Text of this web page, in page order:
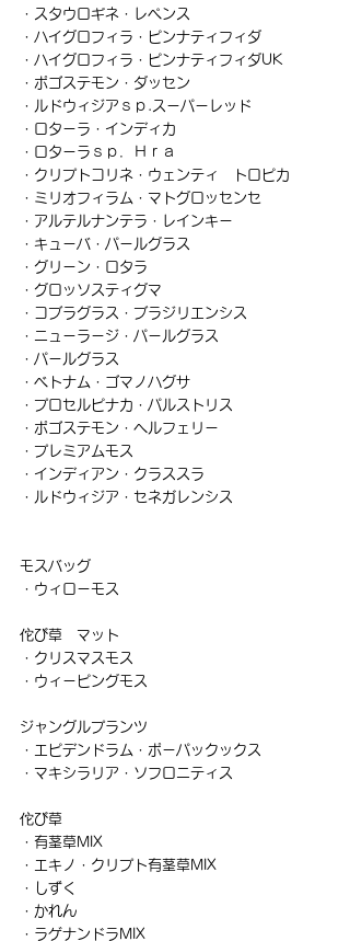
・スタウロギネ・レペンス
・ハイグロフィラ・ピンナティフィダ
・ハイグロフィラ・ピンナティフィダUK
・ポゴステモン・ダッセン
・ルドウィジアｓｐ.スーパーレッド
・ロターラ・インディカ
・ロターラｓｐ．Ｈｒａ
・クリプトコリネ・ウェンティ　トロピカ
・ミリオフィラム・マトグロッセンセ
・アルテルナンテラ・レインキー
・キューバ・パールグラス
・グリーン・ロタラ
・グロッソスティグマ
・コブラグラス・ブラジリエンシス
・ニューラージ・パールグラス
・パールグラス
・ベトナム・ゴマノハグサ
・プロセルピナカ・パルストリス
・ポゴステモン・ヘルフェリー
・プレミアムモス
・インディアン・クラススラ
・ルドウィジア・セネガレンシス
モスバッグ
・ウィローモス
佗び草　マット
・クリスマスモス
・ウィーピングモス
ジャングルプランツ
・エピデンドラム・ポーパックックス
・マキシラリア・ソフロニティス
佗び草
・有茎草MIX
・エキノ・クリプト有茎草MIX
・しずく
・かれん
・ラゲナンドラMIX